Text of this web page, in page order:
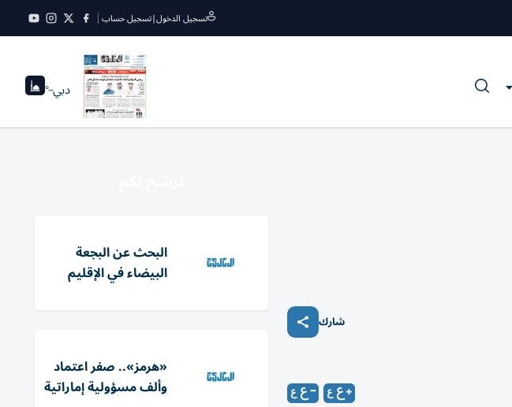
تسجيل الدخول|تسجيل حساب
دبي--°
شارك
البحث عن البجعة
البيضاء في الإقليم
«هرمز».. صفر اعتماد
وألف مسؤولية إماراتية